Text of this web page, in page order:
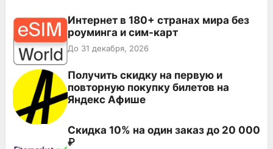
Интернет в 180+ странах мира без
роуминга и сим-карт
До 31 декабря, 2026
Получить скидку на первую и
повторную покупку билетов на
Яндекс Афише
Скидка 10% на один заказ до 20 000
₽